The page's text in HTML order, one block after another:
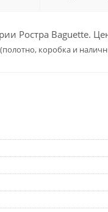
Ростра Baguette.
коробка и